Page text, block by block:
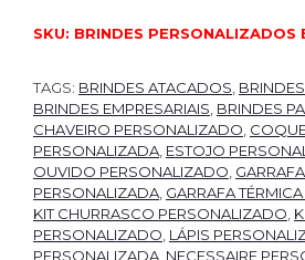
SKU: BRINDES PERSONALIZADOS
TAGS: BRINDES ATACADOS
BRINDES EMPRESARIAIS BRINDES
CHAVEIRO PERSONALIZADO
PERSONALIZADA ESTOJO
OUVIDO PERSONALIZADO
PERSONALIZADA GARRAFA
KIT CHURRASCO PERSONALIZADO
PERSONALIZADO LÁPIS
PERSONALIZADA NECESSAIRE